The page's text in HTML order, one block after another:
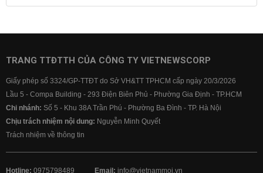
Lãi suất tiết kiệm
Lãi suất tiền gửi
Lãi suất ngân hàng BIDV
Lãi suất ngân hàng Vietcombank
TRANG TTĐTTH CỦA CÔNG TY VIETNEWSCORP
Giấy phép số 3324/GP-TTĐT do Sở VH&TT TPHCM cấp ngày 20/3/2026
Lầu 5 - Compa Building - 293 Điện Biên Phủ - Phường Gia Định - TP.HCM
Chi nhánh: Số 5 - Khu 38A Trần Phú - Phường Ba Đình - TP. Hà Nội
Chịu trách nhiệm nội dung: Nguyễn Minh Quyết
Trách nhiệm về thông tin
Hotline: 0975798489 Email: info@vietnammoi.vn